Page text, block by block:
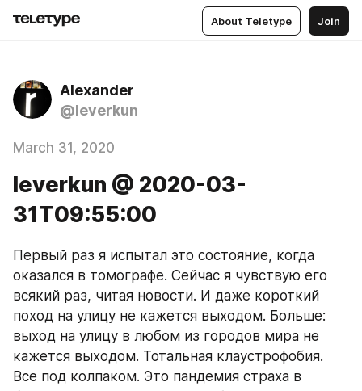
About Teletype Join
Alexander
@leverkun
March 31, 2020
leverkun @ 2020-03-
31T09:55:00
Первый раз я испытал это состояние, когда
оказался в томографе. Сейчас я чувствую его
всякий раз, читая новости. И даже короткий
поход на улицу не кажется выходом. Больше:
выход на улицу в любом из городов мира не
кажется выходом. Тотальная клаустрофобия.
Все под колпаком. Это пандемия страха в